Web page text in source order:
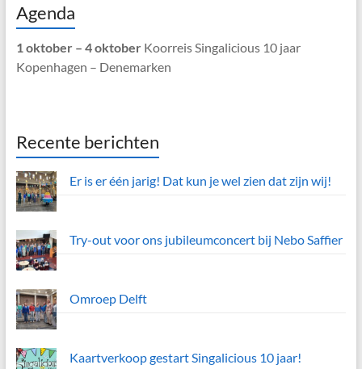
Agenda
1 oktober – 4 oktoberKoorreis Singalicious 10 jaar
Kopenhagen – Denemarken
Recente berichten
Er is er één jarig! Dat kun je wel zien dat zijn wij!
Try-out voor ons jubileumconcert bij Nebo Saffier
Omroep Delft
Kaartverkoop gestart Singalicious 10 jaar!